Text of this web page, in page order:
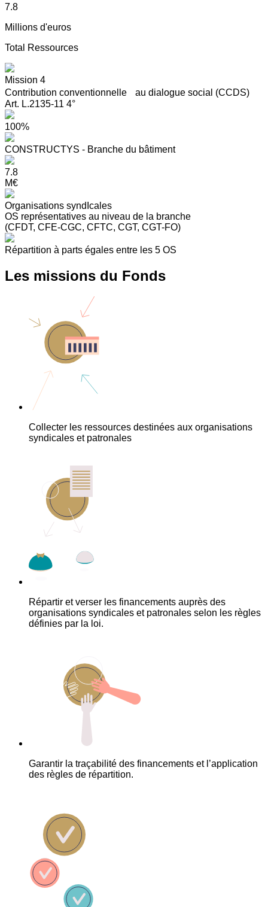
7.8
Millions d'euros
Total Ressources
Mission 4
Contribution conventionnelle au dialogue social (CCDS)
Art. L.2135-11 4°
100%
CONSTRUCTYS - Branche du bâtiment
7.8
M€
Organisations syndIcales
OS représentatives au niveau de la branche
(CFDT, CFE-CGC, CFTC, CGT, CGT-FO)
Répartition à parts égales entre les 5 OS
Les missions du Fonds
Collecter les ressources destinées aux organisations
syndicales et patronales
Répartir et verser les financements auprès des
organisations syndicales et patronales selon les règles
définies par la loi.
Garantir la traçabilité des financements et l’application
des règles de répartition.